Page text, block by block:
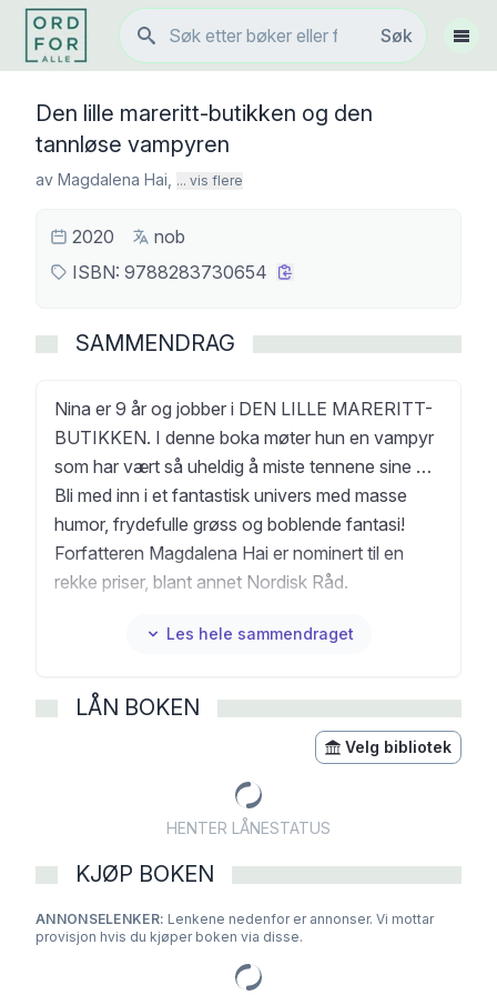
Søk
Søk
Vis
Den lille mareritt-butikken og den
tannløse vampyren
av Magdalena Hai ... vis flere
2020
nob
ISBN: 9788283730654
SAMMENDRAG
Nina er 9 år og jobber i DEN LILLE MARERITT-
BUTIKKEN. I denne boka møter hun en vampyr
som har vært så uheldig å miste tennene sine …
Bli med inn i et fantastisk univers med masse
humor, frydefulle grøss og boblende fantasi!
Forfatteren Magdalena Hai er nominert til en
rekke priser, blant annet Nordisk Råd.
Les hele sammendraget
LÅN BOKEN
Velg bibliotek
HENTER LÅNESTATUS
KJØP BOKEN
ANNONSELENKER: Lenkene nedenfor er annonser. Vi mottar
provisjon hvis du kjøper boken via disse.